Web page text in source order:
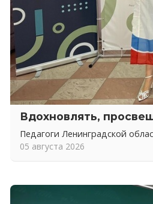
Вдохновлять,
Педагоги Ленинградской
05 августа 2026